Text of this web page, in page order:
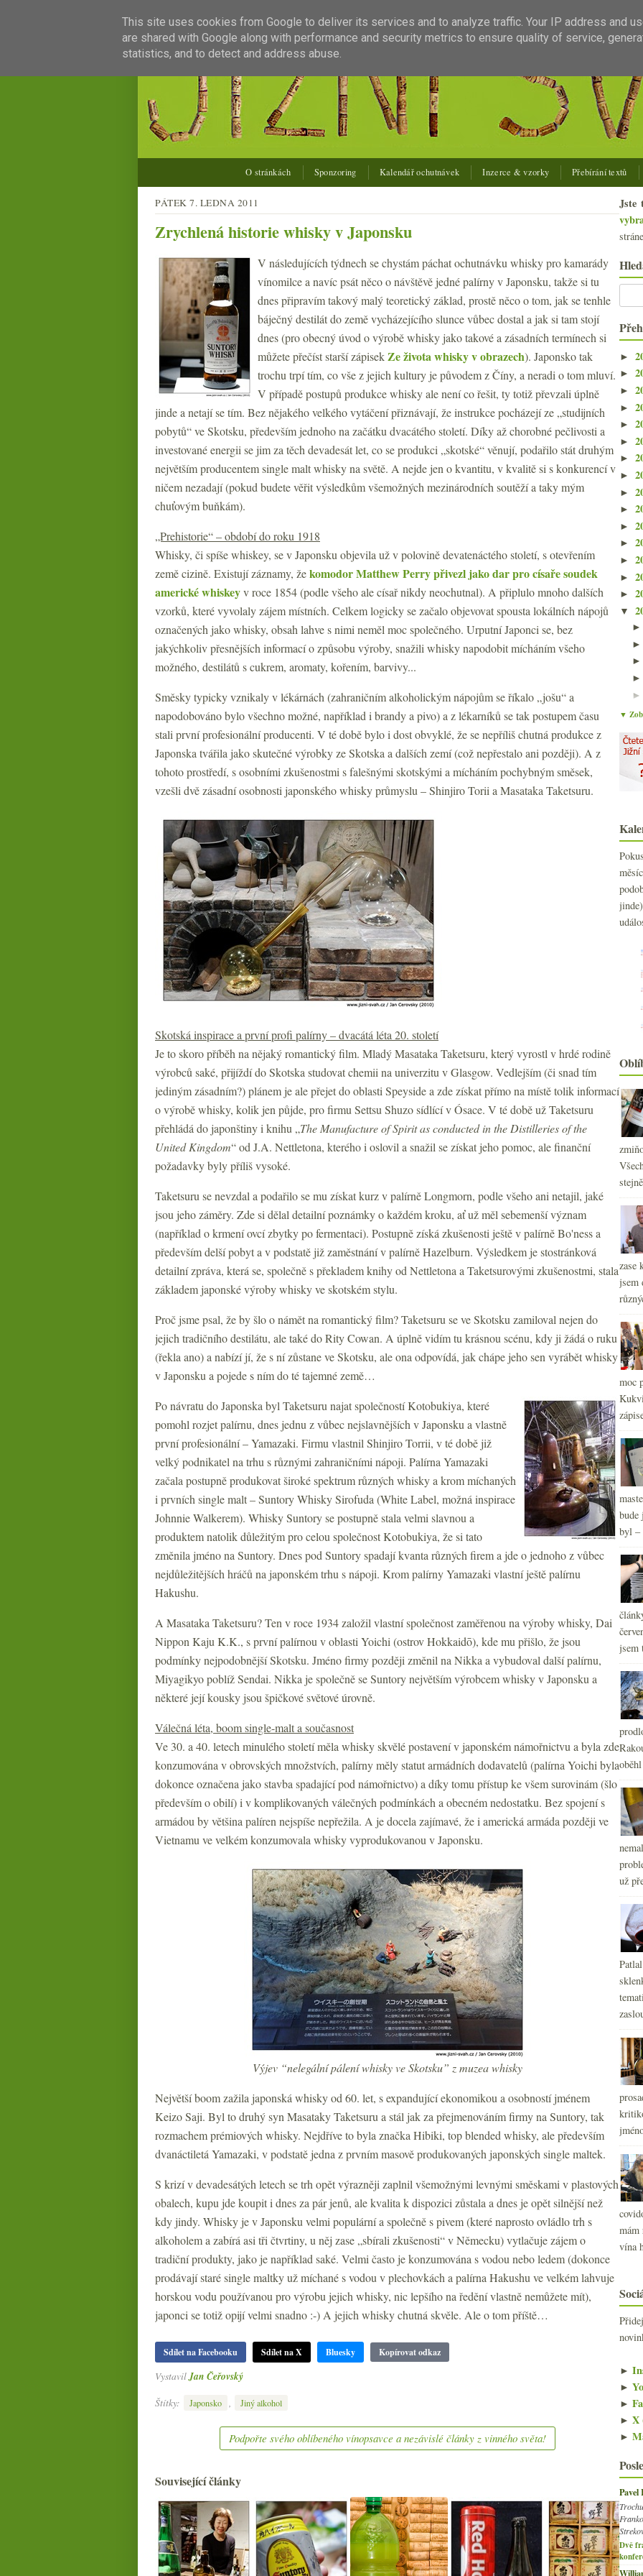
O stránkách Sponzoring Kalendář ochutnávek Inzerce & vzorky Přebírání textů
PÁTEK 7. LEDNA 2011
Zrychlená historie whisky v Japonsku
V následujících týdnech se chystám páchat ochutnávku whisky pro kamarády
vínomilce a navíc psát něco o návštěvě jedné palírny v Japonsku, takže si tu
dnes připravím takový malý teoretický základ, prostě něco o tom, jak se tenhle
báječný destilát do země vycházejícího slunce vůbec dostal a jak si tam stojí
dnes (pro obecný úvod o výrobě whisky jako takové a zásadních termínech si
můžete přečíst starší zápisekZe života whisky v obrazech). Japonsko tak
trochu trpí tím, co vše z jejich kultury je původem z Číny, a neradi o tom mluví.
V případě postupů produkce whisky ale není co řešit, ty totiž převzali úplně
jinde a netají se tím. Bez nějakého velkého vytáčení přiznávají, že instrukce pocházejí ze „studijních
pobytů“ ve Skotsku, především jednoho na začátku dvacátého století. Díky až chorobné pečlivosti a
investované energii se jim za těch devadesát let, co se produkci „skotské“ věnují, podařilo stát druhým
největším producentem single malt whisky na světě. A nejde jen o kvantitu, v kvalitě si s konkurencí v
ničem nezadají (pokud budete věřit výsledkům všemožných mezinárodních soutěží a taky mým
chuťovým buňkám).
„Prehistorie“ – období do roku 1918
Whisky, či spíše whiskey, se v Japonsku objevila už v polovině devatenáctého století, s otevřením
země cizině. Existují záznamy, žekomodor Matthew Perry přivezl jako dar pro císaře soudek
americké whiskeyv roce 1854 (podle všeho ale císař nikdy neochutnal). A připlulo mnoho dalších
vzorků, které vyvolaly zájem místních. Celkem logicky se začalo objevovat spousta lokálních nápojů
označených jako whisky, obsah lahve s nimi neměl moc společného. Urputní Japonci se, bez
jakýchkoliv přesnějších informací o způsobu výroby, snažili whisky napodobit mícháním všeho
možného, destilátů s cukrem, aromaty, kořením, barvivy...
Směsky typicky vznikaly v lékárnách (zahraničním alkoholickým nápojům se říkalo „jošu“ a
napodobováno bylo všechno možné, například i brandy a pivo) a z lékarníků se tak postupem času
stali první profesionální producenti. V té době bylo i dost obvyklé, že se nepříliš chutná produkce z
Japonska tvářila jako skutečné výrobky ze Skotska a dalších zemí (což nepřestalo ani později). A z
tohoto prostředí, s osobními zkušenostmi s falešnými skotskými a mícháním pochybným směsek,
vzešli dvě zásadní osobnosti japonského whisky průmyslu – Shinjiro Torii a Masataka Taketsuru.
Skotská inspirace a první profi palírny – dvacátá léta 20. století
Je to skoro příběh na nějaký romantický film. Mladý Masataka Taketsuru, který vyrostl v hrdé rodině
výrobců saké, přijíždí do Skotska studovat chemii na univerzitu v Glasgow. Vedlejším (či snad tím
jediným zásadním?) plánem je ale přejet do oblasti Speyside a zde získat přímo na místě tolik informací
o výrobě whisky, kolik jen půjde, pro firmu Settsu Shuzo sídlící v Ósace. V té době už Taketsuru
přehládá do japonštiny i knihu „The Manufacture of Spirit as conducted in the Distilleries of the
United Kingdom“ od J.A. Nettletona, kterého i oslovil a snažil se získat jeho pomoc, ale finanční
požadavky byly příliš vysoké.
Taketsuru se nevzdal a podařilo se mu získat kurz v palírně Longmorn, podle všeho ani netajil, jaké
jsou jeho záměry. Zde si dělal detailní poznámky o každém kroku, ať už měl sebemenší význam
(například o krmení ovcí zbytky po fermentaci). Postupně získá zkušenosti ještě v palírně Bo'ness a
především delší pobyt a v podstatě již zaměstnání v palírně Hazelburn. Výsledkem je stostránková
detailní zpráva, která se, společně s překladem knihy od Nettletona a Taketsurovými zkušenostmi, stala
základem japonské výroby whisky ve skotském stylu.
Proč jsme psal, že by šlo o námět na romantický film? Taketsuru se ve Skotsku zamiloval nejen do
jejich tradičního destilátu, ale také do Rity Cowan. A úplně vidím tu krásnou scénu, kdy ji žádá o ruku
(řekla ano) a nabízí jí, že s ní zůstane ve Skotsku, ale ona odpovídá, jak chápe jeho sen vyrábět whisky
v Japonsku a pojede s ním do té tajemné země…
Po návratu do Japonska byl Taketsuru najat společností Kotobukiya, které
pomohl rozjet palírnu, dnes jednu z vůbec nejslavnějších v Japonsku a vlastně
první profesionální – Yamazaki. Firmu vlastnil Shinjiro Torrii, v té době již
velký podnikatel na trhu s různými zahraničními nápoji. Palírna Yamazaki
začala postupně produkovat široké spektrum různých whisky a krom míchaných
i prvních single malt – Suntory Whisky Sirofuda (White Label, možná inspirace
Johnnie Walkerem). Whisky Suntory se postupně stala velmi slavnou a
produktem natolik důležitým pro celou společnost Kotobukiya, že si tato
změnila jméno na Suntory. Dnes pod Suntory spadají kvanta různých firem a jde o jednoho z vůbec
nejdůležitějších hráčů na japonském trhu s nápoji. Krom palírny Yamazaki vlastní ještě palírnu
Hakushu.
A Masataka Taketsuru? Ten v roce 1934 založil vlastní společnost zaměřenou na výroby whisky, Dai
Nippon Kaju K.K., s první palírnou v oblasti Yoichi (ostrov Hokkaidō), kde mu přišlo, že jsou
podmínky nejpodobnější Skotsku. Jméno firmy později změnil na Nikka a vybudoval další palírnu,
Miyagikyo poblíž Sendai. Nikka je společně se Suntory největším výrobcem whisky v Japonsku a
některé její kousky jsou špičkové světové úrovně.
Válečná léta, boom single-malt a současnost
Ve 30. a 40. letech minulého století měla whisky skvělé postavení v japonském námořnictvu a byla zde
konzumována v obrovských množstvích, palírny měly statut armádních dodavatelů (palírna Yoichi byla
dokonce označena jako stavba spadající pod námořnictvo) a díky tomu přístup ke všem surovinám (šlo
především o obilí) i v komplikovaných válečných podmínkách a obecném nedostatku. Bez spojení s
armádou by většina palíren nejspíše nepřežila. A je docela zajímavé, že i americká armáda později ve
Vietnamu ve velkém konzumovala whisky vyprodukovanou v Japonsku.
Výjev “nelegální pálení whisky ve Skotsku” z muzea whisky
Největší boom zažila japonská whisky od 60. let, s expandující ekonomikou a osobností jménem
Keizo Saji. Byl to druhý syn Masataky Taketsuru a stál jak za přejmenováním firmy na Suntory, tak
rozmachem prémiových whisky. Nejdříve to byla značka Hibiki, top blended whisky, ale především
dvanáctiletá Yamazaki, v podstatě jedna z prvním masově produkovaných japonských single maltek.
S krizí v devadesátých letech se trh opět výrazněji zaplnil všemožnými levnými směskami v plastových
obalech, kupu jde koupit i dnes za pár jenů, ale kvalita k dispozici zůstala a dnes je opět silnější než
kdy jindy. Whisky je v Japonsku velmi populární a společně s pivem (které naprosto ovládlo trh s
alkoholem a zabírá asi tři čtvrtiny, u něj zase „sbírali zkušenosti“ v Německu) vytlačuje zájem o
tradiční produkty, jako je například saké. Velmi často je konzumována s vodou nebo ledem (dokonce
prodávají staré single maltky už míchané s vodou v plechovkách a palírna Hakushu ve velkém lahvuje
horskou vodu používanou pro výrobu jejich whisky, nic lepšího na ředění vlastně nemůžete mít),
japonci se totiž opijí velmi snadno :-) A jejich whisky chutná skvěle. Ale o tom příště…
Sdílet na Facebooku Sdílet na X Bluesky Kopírovat odkaz
VystavilJan Čeřovský
Štítky:
Japonsko Jiný alkohol
Podpořte svého oblíbeného vínopsavce a nezávislé články z vinného světa!
Související články
Jste
►
►
►
►
►
►
►
►
►
►
►
►
►
►
►
▼
►
►
►
►
►
▼
zase
jsem
moc
bude
byl –
jsem
už
mám
vína
►
►
►
► X
►
Pavel
Dvě
This site uses cookies from Google to deliver its services and to analyze traffic. Your IP address and
are shared with Google along with performance and security metrics to ensure quality of service,
statistics, and to detect and address abuse.